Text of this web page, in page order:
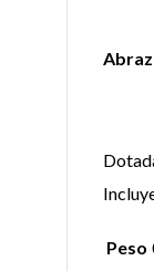
Peso